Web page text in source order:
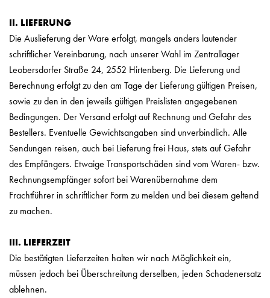
II. LIEFERUNG
Die Auslieferung der Ware erfolgt, mangels anders lautender
schriftlicher Vereinbarung, nach unserer Wahl im Zentrallager
Leobersdorfer Straße 24, 2552 Hirtenberg. Die Lieferung und
Berechnung erfolgt zu den am Tage der Lieferung gültigen Preisen,
sowie zu den in den jeweils gültigen Preislisten angegebenen
Bedingungen. Der Versand erfolgt auf Rechnung und Gefahr des
Bestellers. Eventuelle Gewichtsangaben sind unverbindlich. Alle
Sendungen reisen, auch bei Lieferung frei Haus, stets auf Gefahr
des Empfängers. Etwaige Transportschäden sind vom Waren- bzw.
Rechnungsempfänger sofort bei Warenübernahme dem
Frachtführer in schriftlicher Form zu melden und bei diesem geltend
zu machen.
III. LIEFERZEIT
Die bestätigten Lieferzeiten halten wir nach Möglichkeit ein,
müssen jedoch bei Überschreitung derselben, jeden Schadenersatz
ablehnen.